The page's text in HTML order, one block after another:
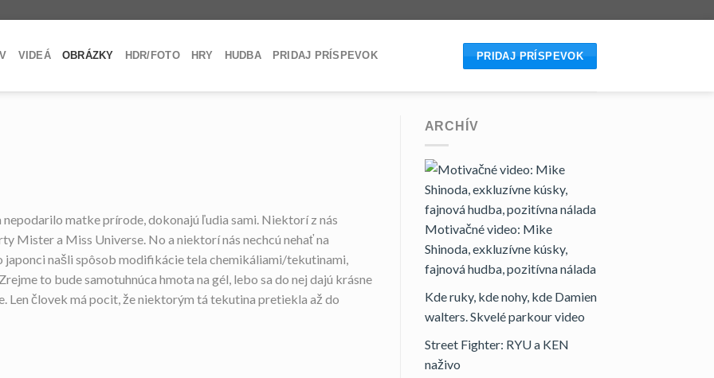
VIDEÁ OBRÁZKY HDR/FOTO HRY HUDBA PRIDAJ PRÍSPEVOK PRIDAJ PRÍSPEVOK
nepodarilo matke prírode, dokonajú ľudia sami. Niektorí z nás
Mister a Miss Universe. No a niektorí nás nechcú nehať na
japonci našli spôsob modifikácie tela chemikáliami/tekutinami,
to bude samotuhnúca hmota na gél, lebo sa do nej dajú krásne
Len človek má pocit, že niektorým tá tekutina pretiekla až do
ARCHÍV
Motivačné video: Mike
Shinoda, exkluzívne kúsky,
fajnová hudba, pozitívna nálada
Kde ruky, kde nohy, kde Damien
walters. Skvelé parkour video
Street Fighter: RYU a KEN
naživo